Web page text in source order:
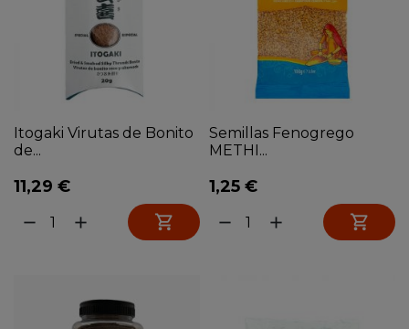
Itogaki Virutas de Bonito
de...
11,29 €
remove add 
Semillas Fenogrego
METHI...
1,25 €
remove add 